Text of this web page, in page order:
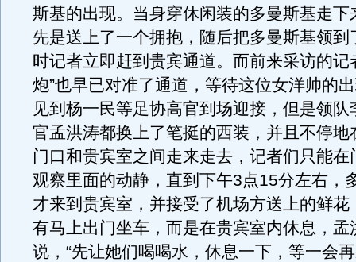
斯基的出现。当身穿休闲装的多曼斯基走下
先是送上了一个拥抱，随后把多曼斯基领到
时记者立即赶到贵宾通道。而前来采访的记
炮”也早已对准了通道，等待这位女洋帅的
见到杨一民等足协高官到场迎接，但是领队
官孟洪涛都换上了笔挺的西装，并且不停地
门口和贵宾室之间走来走去，记者们只能在
观察里面的动静，直到下午3点15分左右，
才来到贵宾室，并接受了机场方送上的鲜花
有马上出门坐车，而是在贵宾室内休息，孟
说，“先让她们喝喝水，休息一下，等一会